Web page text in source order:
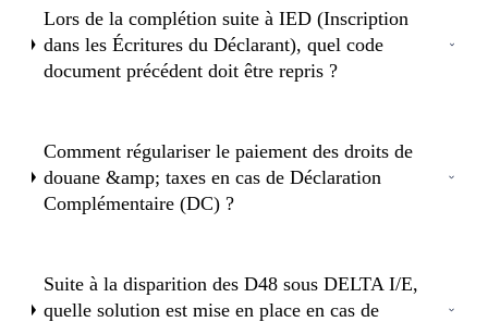
Lors de la complétion suite à IED (Inscription
dans les Écritures du Déclarant), quel code
document précédent doit être repris ?
Comment régulariser le paiement des droits de
douane &amp; taxes en cas de Déclaration
Complémentaire (DC) ?
Suite à la disparition des D48 sous DELTA I/E,
quelle solution est mise en place en cas de